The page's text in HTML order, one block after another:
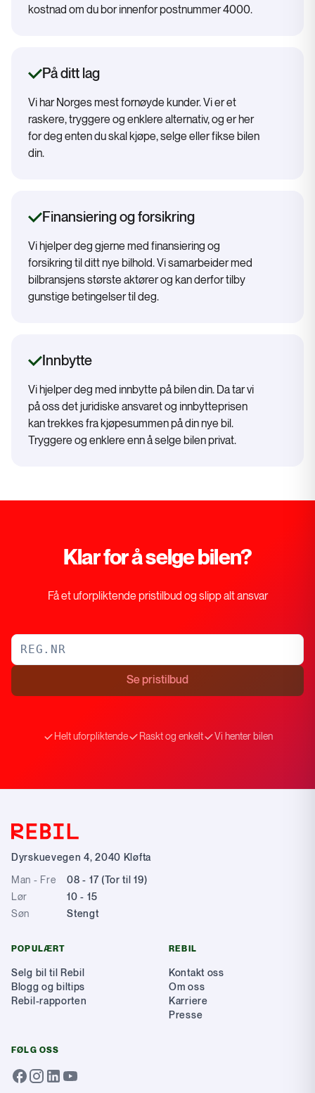
kostnad om du bor innenfor postnummer 4000.
På ditt lag
Vi har Norges mest fornøyde kunder. Vi er et
raskere, tryggere og enklere alternativ, og er her
for deg enten du skal kjøpe, selge eller fikse bilen
din.
Finansiering og forsikring
Vi hjelper deg gjerne med finansiering og
forsikring til ditt nye bilhold. Vi samarbeider med
bilbransjens største aktører og kan derfor tilby
gunstige betingelser til deg.
Innbytte
Vi hjelper deg med innbytte på bilen din. Da tar vi
på oss det juridiske ansvaret og innbytteprisen
kan trekkes fra kjøpesummen på din nye bil.
Tryggere og enklere enn å selge bilen privat.
Klar for å selge bilen?
Få et uforpliktende pristilbud og slipp alt ansvar
Se pristilbud
Helt uforpliktende Raskt og enkelt Vi henter bilen
Dyrskuevegen 4,2040 Kløfta
Man - Fre
08 - 17 (Tor til 19)
Lør
10 - 15
Søn
Stengt
POPULÆRT
Selg bil til Rebil
Blogg og biltips
Rebil-rapporten
REBIL
Kontakt oss
Om oss
Karriere
Presse
FØLG OSS